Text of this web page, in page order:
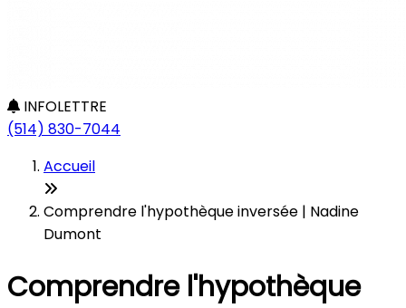
INFOLETTRE
(514) 830-7044
Accueil
Comprendre l'hypothèque inversée | Nadine
Dumont
Comprendre l'hypothèque